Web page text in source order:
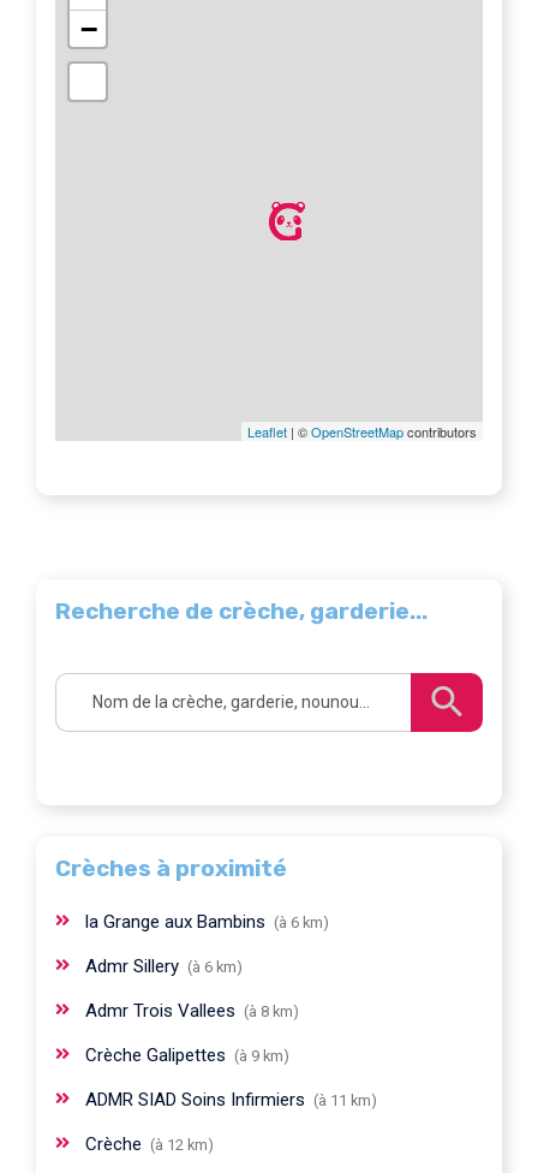
−
Leaflet | ©OpenStreetMapcontributors
Recherche de crèche, garderie...
Crèches à proximité
la Grange aux Bambins (à 6 km)
Admr Sillery (à 6 km)
Admr Trois Vallees (à 8 km)
Crèche Galipettes (à 9 km)
ADMR SIAD Soins Infirmiers (à 11 km)
Crèche (à 12 km)